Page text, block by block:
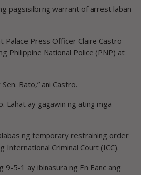
pagsisilbi ng warrant of arrest laban
Palace Press Officer Claire Castro
Philippine National Police (PNP) at
Bato,” ani Castro.
Lahat ay gagawin ng ating mga
ng temporary restraining order
Criminal Court (ICC).
5-1 ay ibinasura ng En Banc ang